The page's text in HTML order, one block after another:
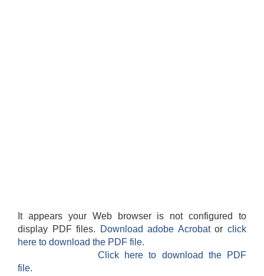
It appears your Web browser is not configured to
display PDF files.
Download adobe Acrobatorclick
here to download the PDF file.
Click here to download the PDF
file.